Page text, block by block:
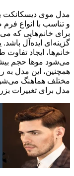
مدل موی دیسکانکت
و تناسب با انواع
برای خانم‌هایی که
گزینه‌ای ایده‌آل
خانم‌ها، ایجاد
می‌شود موها حجم
همچنین، این مدل به
مختلف هماهنگ
مدل برای تغییرات